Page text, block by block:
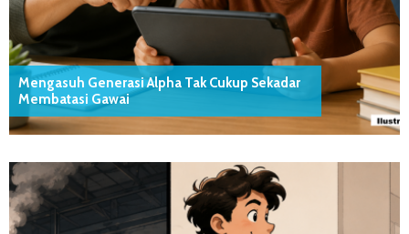
Mengasuh Generasi Alpha Tak Cukup Sekadar
Membatasi Gawai